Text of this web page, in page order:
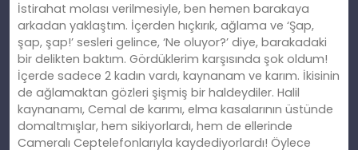
İstirahat molası verilmesiyle, ben hemen barakaya
arkadan yaklaştım. İçerden hıçkırık, ağlama ve ‘Şap,
şap, şap!’ sesleri gelince, ‘Ne oluyor?’ diye, barakadaki
bir delikten baktım. Gördüklerim karşısında şok oldum!
İçerde sadece 2 kadın vardı, kaynanam ve karım. İkisinin
de ağlamaktan gözleri şişmiş bir haldeydiler. Halil
kaynanamı, Cemal de karımı, elma kasalarının üstünde
domaltmışlar, hem sikiyorlardı, hem de ellerinde
Cameralı Ceptelefonlarıyla kaydediyorlardı! Öylece